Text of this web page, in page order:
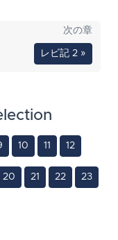
次の章
レビ記 2 »
10 11 12
20 21 22 23